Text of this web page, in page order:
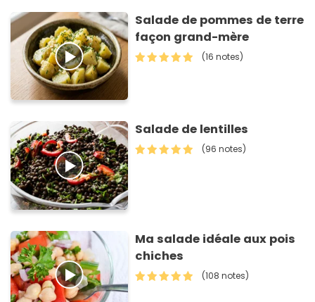
Salade de pommes de terre
façon grand-mère
(16 notes)
Salade de lentilles
(96 notes)
Ma salade idéale aux pois
chiches
(108 notes)